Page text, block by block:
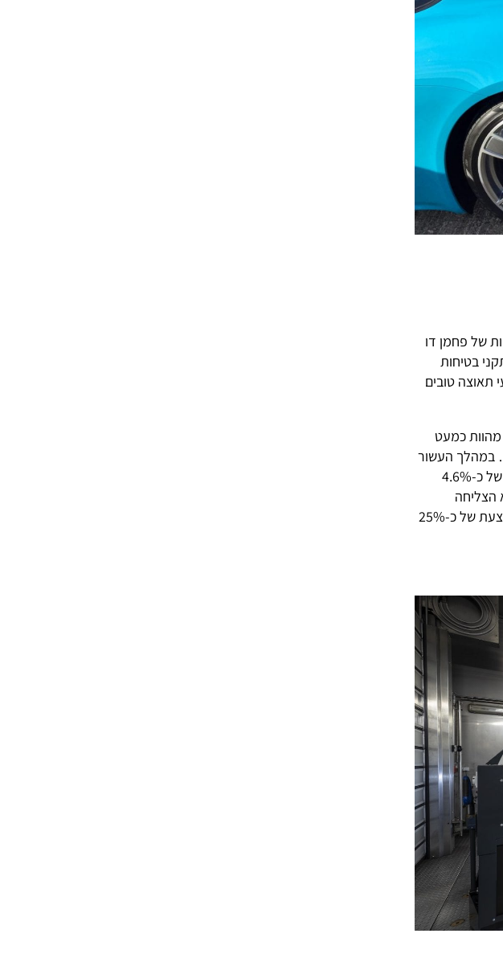
של פחמן דו
בטיחות
תאוצה טובים
מהוות כמעט
במהלך העשור
האחרון נותרו הפליטות קבועות עבור מכוניות דיזל, והצטמצמו רק במידה שולית של כ-4.6%
הצליחה
להתמודד עם עלייה ממוצעת של כ-10% במשקלים של כלי הרכב ועם עליה ממוצעת של כ-25%